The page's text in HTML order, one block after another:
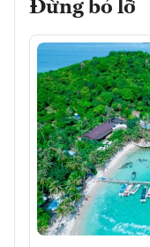
Đừng bỏ lỡ